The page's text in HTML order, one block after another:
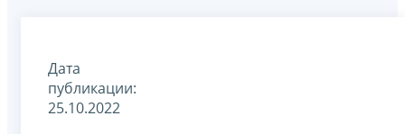
Дата
публикации:
25.10.2022